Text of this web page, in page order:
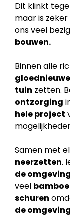
Dit klinkt
maar is
ons veel
bouwen.
Binnen alle
tuin zetten.
ontzorging
hele project
Samen met
neerzetten.
de
veel bamboe
schuren
de